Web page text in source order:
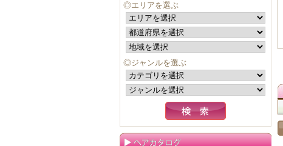
◎エリアを選ぶ
◎ジャンルを選ぶ